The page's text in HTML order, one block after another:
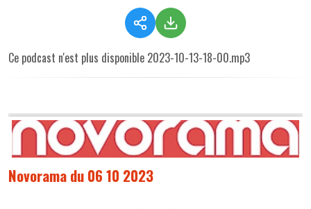
Ce podcast n'est plus disponible 2023-10-13-18-00.mp3
Novorama du 06 10 2023